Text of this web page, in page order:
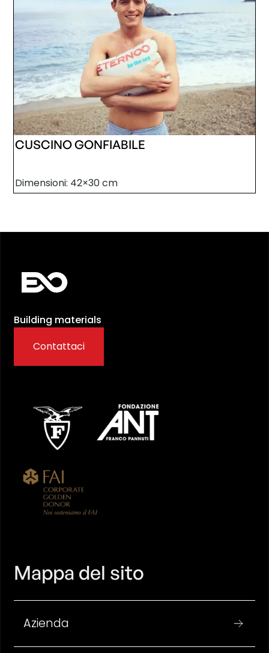
CUSCINO GONFIABILE
Dimensioni: 42×30 cm
Building materials
Contattaci
Mappa del sito
Azienda